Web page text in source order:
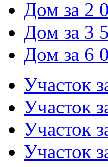
Дом за 2
Дом за 3
Дом за 6
Участок
Участок
Участок
Участок